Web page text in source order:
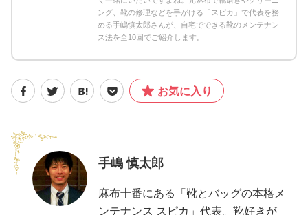
ング、靴の修理などを手がける「スピカ」で代表を務
める手嶋慎太郎さんが、自宅でできる靴のメンテナン
ス法を全10回でご紹介します。
お気に入り
手嶋 慎太郎
麻布十番にある「靴とバッグの本格メ
ンテナンス スピカ」代表。靴好きが